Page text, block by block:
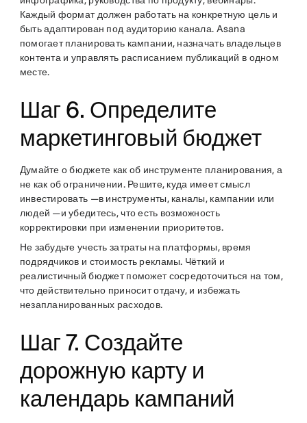
Каждый формат должен работать на конкретную цель и
быть адаптирован под аудиторию канала. Asana
помогает планировать кампании, назначать владельцев
контента и управлять расписанием публикаций в одном
месте.
Шаг 6. Определите
маркетинговый бюджет
Думайте о бюджете как об инструменте планирования, а
не как об ограничении. Решите, куда имеет смысл
инвестировать —в инструменты, каналы, кампании или
людей —и убедитесь, что есть возможность
корректировки при изменении приоритетов.
Не забудьте учесть затраты на платформы, время
подрядчиков и стоимость рекламы. Чёткий и
реалистичный бюджет поможет сосредоточиться на том,
что действительно приносит отдачу, и избежать
незапланированных расходов.
Шаг 7. Создайте
дорожную карту и
календарь кампаний